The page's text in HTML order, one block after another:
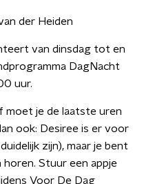
der Heiden
van dinsdag tot en
DagNacht
uur.
moet je de laatste uren
ook: Desiree is er voor
zijn), maar je bent
Stuur een appje
Voor De Dag